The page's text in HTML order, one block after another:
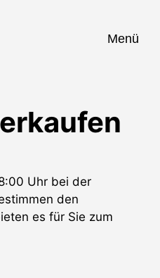
Menü
Uhr bei der
den
es für Sie zum